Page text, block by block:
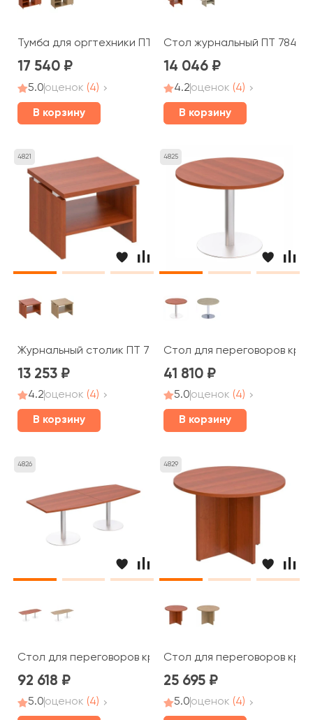
Тумба для оргтехники ПТ 262 Patriot
17 540
5.0оценок (4)
В корзину
Стол журнальный ПТ 784
14 046
4.2оценок (4)
В корзину
4821
Журнальный столик ПТ 785 Patriot
13 253
4.2оценок (4)
В корзину
4825
Стол для переговоров
41 810
5.0оценок (4)
В корзину
4826
Стол для переговоров круглый на опорах колоннах
92 618
5.0оценок (4)
4829
Стол для переговоров
25 695
5.0оценок (4)